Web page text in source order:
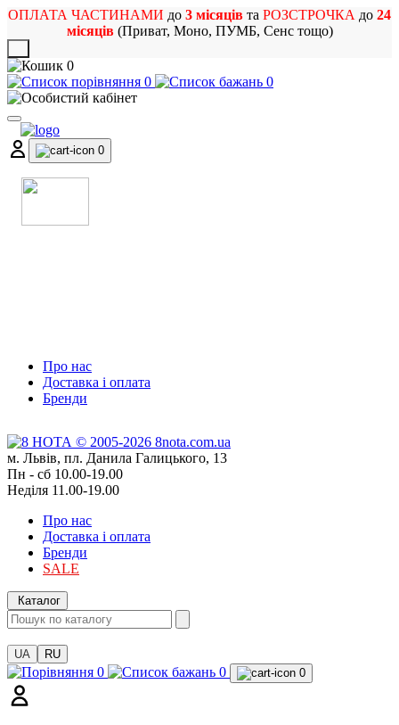
ОПЛАТА ЧАСТИНАМИ до 3 місяців та РОЗСТРОЧКА до 24
місяців(Приват, Моно, ПУМБ, Сенс тощо)
0
0
0
0
Про нас
Доставка і оплата
Бренди
м. Львів, пл. Данила Галицького, 13
Пн - сб 10.00-19.00
Неділя 11.00-19.00
Про нас
Доставка і оплата
Бренди
SALE
Каталог
UA RU
0 0 0